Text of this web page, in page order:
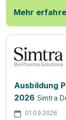
Mehr
Ausbildung
2026 Simtra
01.09.2026